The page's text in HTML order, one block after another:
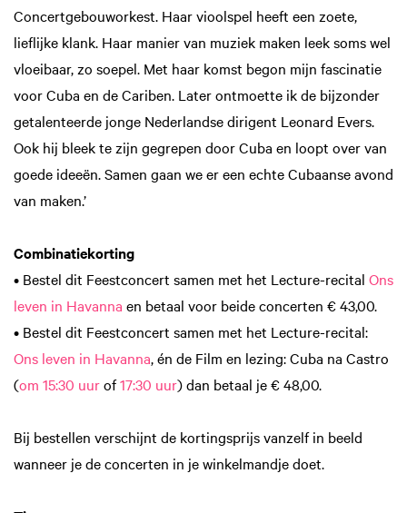
Concertgebouworkest. Haar vioolspel heeft een zoete,
lieflijke klank. Haar manier van muziek maken leek soms wel
vloeibaar, zo soepel. Met haar komst begon mijn fascinatie
voor Cuba en de Cariben. Later ontmoette ik de bijzonder
getalenteerde jonge Nederlandse dirigent Leonard Evers.
Ook hij bleek te zijn gegrepen door Cuba en loopt over van
goede ideeën. Samen gaan we er een echte Cubaanse avond
van maken.’
Combinatiekorting
• Bestel dit Feestconcert samen met het Lecture-recital Ons
leven in Havanna en betaal voor beide concerten € 43,00.
• Bestel dit Feestconcert samen met het Lecture-recital:
Ons leven in Havanna, én de Film en lezing: Cuba na Castro
(om 15:30 uurof17:30 uur) dan betaal je € 48,00.
Bij bestellen verschijnt de kortingsprijs vanzelf in beeld
wanneer je de concerten in je winkelmandje doet.